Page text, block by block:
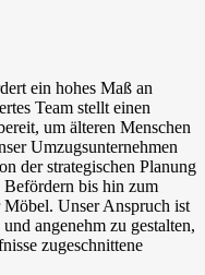
ein hohes Maß an
Team stellt einen
um älteren Menschen
Umzugsunternehmen
der strategischen Planung
bis hin zum
Unser Anspruch ist
angenehm zu gestalten,
zugeschnittene